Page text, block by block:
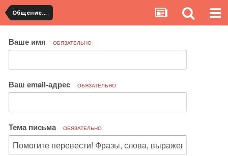
Общение с продавцами. Использование WangWang и TradeManager
Ваше имя ОБЯЗАТЕЛЬНО
Ваш email-адрес ОБЯЗАТЕЛЬНО
Тема письма ОБЯЗАТЕЛЬНО